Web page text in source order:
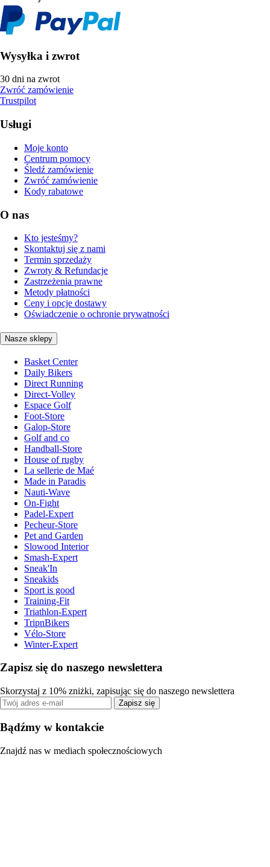
Wysyłka i zwrot
30 dni na zwrot
Zwróć zamówienie
Trustpilot
Usługi
Moje konto
Centrum pomocy
Śledź zamówienie
Zwróć zamówienie
Kody rabatowe
O nas
Kto jesteśmy?
Skontaktuj się z nami
Termin sprzedaży
Zwroty & Refundacje
Zastrzeżenia prawne
Metody płatności
Ceny i opcje dostawy
Oświadczenie o ochronie prywatności
Nasze sklepy
Basket Center
Daily Bikers
Direct Running
Direct-Volley
Espace Golf
Foot-Store
Galop-Store
Golf and co
Handball-Store
House of rugby
La sellerie de Maé
Made in Paradis
Nauti-Wave
On-Fight
Padel-Expert
Pecheur-Store
Pet and Garden
Slowood Interior
Smash-Expert
Sneak'In
Sneakids
Sport is good
Training-Fit
Triathlon-Expert
TripnBikers
Vélo-Store
Winter-Expert
Zapisz się do naszego newslettera
Skorzystaj z 10% zniżki, zapisując się do naszego newslettera
Zapisz się
Bądźmy w kontakcie
Znajdź nas w mediach społecznościowych